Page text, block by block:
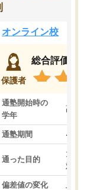
オンライン校
保護者
総合評価
通塾開始時の
学年
高3
通塾期間 4ヵ月
通った目的
大学
対策
偏差値の変化